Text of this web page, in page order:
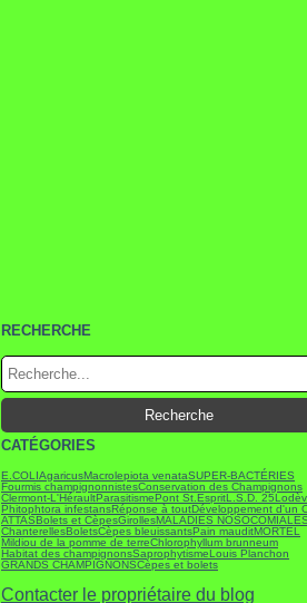
RECHERCHE
CATÉGORIES
E.COLIAgaricusMacrolepiota venataSUPER-BACTÉRIES
Fourmis champignonnistesConservation des Champignons
Clermont-L'HéraultParasitismePont St.EspritL.S.D. 25
Phitophtora infestansRéponse à toutDéveloppement d'un
ATTASBolets et CèpesGirollesMALADIES NOSOCOMIALES
ChanterellesBoletsCèpes bleuissantsPain mauditMORTEL
Mildiou de la pomme de terreChlorophyllum brunneum
Habitat des champignonsSaprophytismeLouis Planchon
GRANDS CHAMPIGNONSCèpes et bolets
Contacter le propriétaire du blog